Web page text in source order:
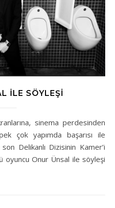
ILE SÖYLEŞI
çok yapımda başarısı ile
Delikanlı Dizisinin Kamer’i
oyuncu Onur Ünsal ile söyleşi